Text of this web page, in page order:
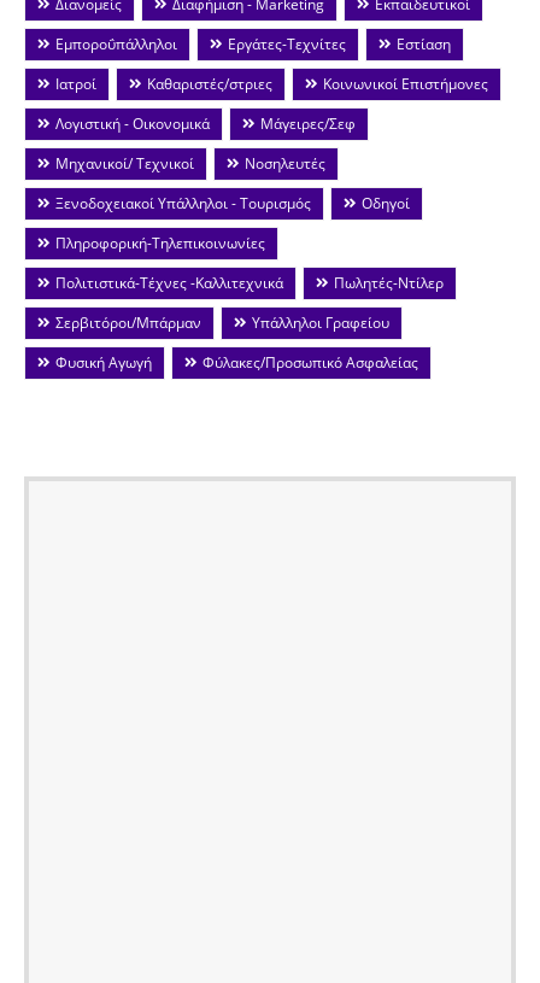
Εμποροΰπάλληλοι
Εργάτες-Τεχνίτες
Εστίαση
Ιατροί
Καθαριστές/στριες
Κοινωνικοί Επιστήμονες
Λογιστική - Οικονομικά
Μάγειρες/Σεφ
Μηχανικοί/ Τεχνικοί
Νοσηλευτές
Ξενοδοχειακοί Υπάλληλοι - Τουρισμός
Οδηγοί
Πληροφορική-Τηλεπικοινωνίες
Πολιτιστικά-Τέχνες -Καλλιτεχνικά
Πωλητές-Ντίλερ
Σερβιτόροι/Μπάρμαν
Υπάλληλοι Γραφείου
Φυσική Αγωγή
Φύλακες/Προσωπικό Ασφαλείας